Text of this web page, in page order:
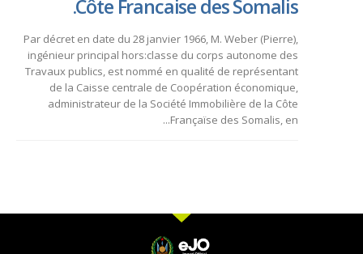
Côte Francaise des Somalis.
Par décret en date du 28 janvier 1966, M. Weber (Pierre),
ingénieur principal hors:classe du corps autonome des
Travaux publics, est nommé en qualité de représentant
de la Caisse centrale de Coopération économique,
administrateur de la Société Immobilière de la Côte
Françaïse des Somalis, en...